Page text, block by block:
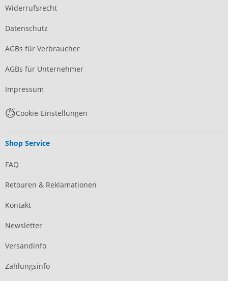
Widerrufsrecht
Datenschutz
AGBs für Verbraucher
AGBs für Unternehmer
Impressum
Cookie-Einstellungen
Shop Service
FAQ
Retouren & Reklamationen
Kontakt
Newsletter
Versandinfo
Zahlungsinfo